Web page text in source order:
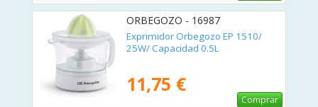
ORBEGOZO - 16987
Exprimidor Orbegozo EP 1510/
25W/ Capacidad 0.5L
11,75 €
Comprar